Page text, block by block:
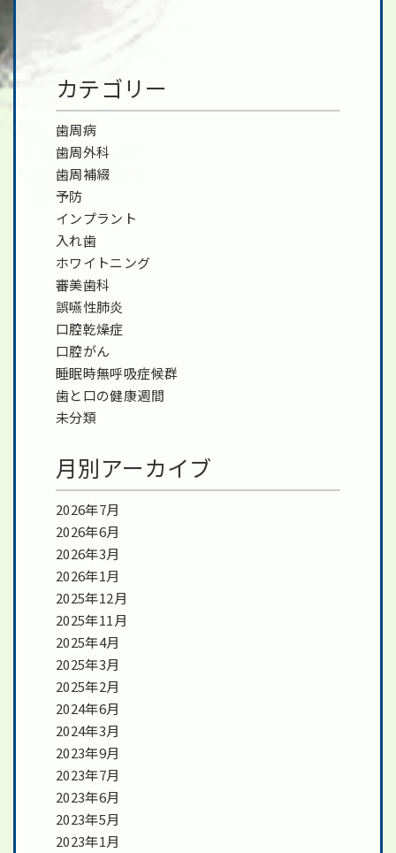
カテゴリー
歯周病
歯周外科
歯周補綴
予防
インプラント
入れ歯
ホワイトニング
審美歯科
誤嚥性肺炎
口腔乾燥症
口腔がん
睡眠時無呼吸症候群
歯と口の健康週間
未分類
月別アーカイブ
2026年7月
2026年6月
2026年3月
2026年1月
2025年12月
2025年11月
2025年4月
2025年3月
2025年2月
2024年6月
2024年3月
2023年9月
2023年7月
2023年6月
2023年5月
2023年1月